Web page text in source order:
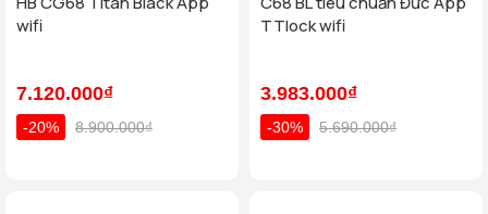
wifi
7.120.000₫
-20% 8.900.000₫
TTlock wifi
3.983.000₫
-30% 5.690.000₫